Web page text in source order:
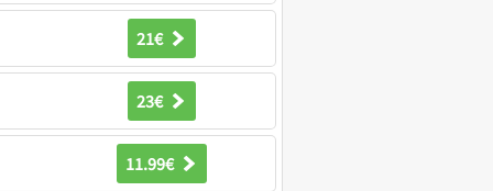
21€
23€
11.99€